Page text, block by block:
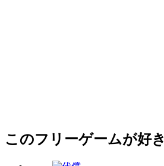
このフリーゲームが好